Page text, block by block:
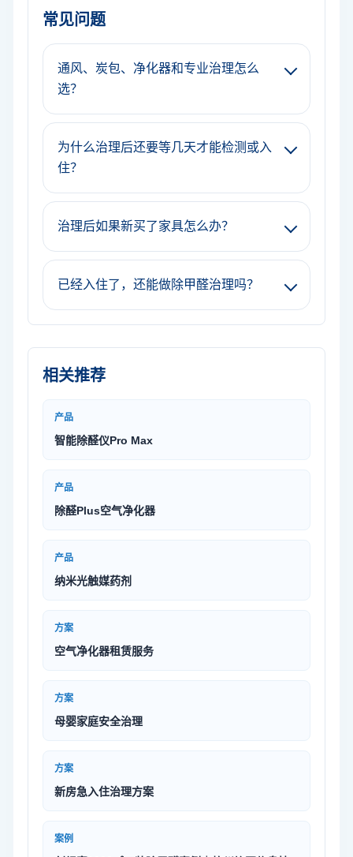
常见问题
通风、炭包、净化器和专业治理怎么
选？
为什么治理后还要等几天才能检测或入
住？
治理后如果新买了家具怎么办？
已经入住了，还能做除甲醛治理吗？
相关推荐
产品
智能除醛仪Pro Max
产品
除醛Plus空气净化器
产品
纳米光触媒药剂
方案
空气净化器租赁服务
方案
母婴家庭安全治理
方案
新房急入住治理方案
案例